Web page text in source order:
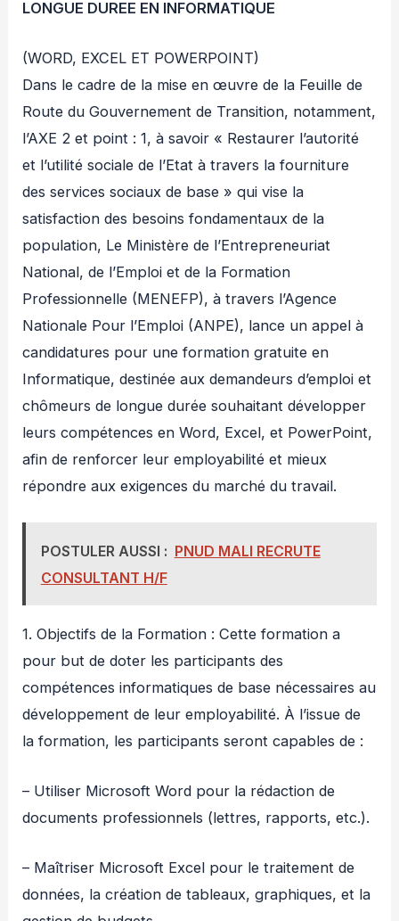
LONGUE DUREE EN INFORMATIQUE
(WORD, EXCEL ET POWERPOINT)
Dans le cadre de la mise en œuvre de la Feuille de
Route du Gouvernement de Transition, notamment,
l’AXE 2 et point : 1, à savoir « Restaurer l’autorité
et l’utilité sociale de l’Etat à travers la fourniture
des services sociaux de base » qui vise la
satisfaction des besoins fondamentaux de la
population, Le Ministère de l’Entrepreneuriat
National, de l’Emploi et de la Formation
Professionnelle (MENEFP), à travers l’Agence
Nationale Pour l’Emploi (ANPE), lance un appel à
candidatures pour une formation gratuite en
Informatique, destinée aux demandeurs d’emploi et
chômeurs de longue durée souhaitant développer
leurs compétences en Word, Excel, et PowerPoint,
afin de renforcer leur employabilité et mieux
répondre aux exigences du marché du travail.
POSTULER AUSSI : PNUD MALI RECRUTE
CONSULTANT H/F
1. Objectifs de la Formation : Cette formation a
pour but de doter les participants des
compétences informatiques de base nécessaires au
développement de leur employabilité. À l’issue de
la formation, les participants seront capables de :
– Utiliser Microsoft Word pour la rédaction de
documents professionnels (lettres, rapports, etc.).
– Maîtriser Microsoft Excel pour le traitement de
données, la création de tableaux, graphiques, et la